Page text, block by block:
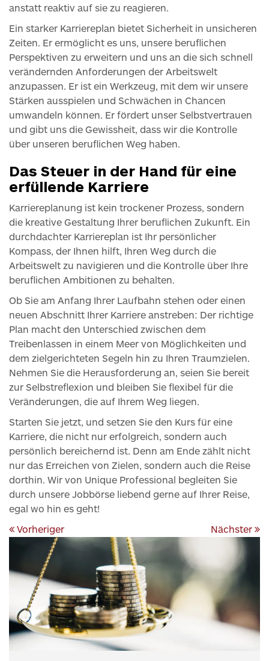
anstatt reaktiv auf sie zu reagieren.
Ein starker Karriereplan bietet Sicherheit in unsicheren
Zeiten. Er ermöglicht es uns, unsere beruflichen
Perspektiven zu erweitern und uns an die sich schnell
verändernden Anforderungen der Arbeitswelt
anzupassen. Er ist ein Werkzeug, mit dem wir unsere
Stärken ausspielen und Schwächen in Chancen
umwandeln können. Er fördert unser Selbstvertrauen
und gibt uns die Gewissheit, dass wir die Kontrolle
über unseren beruflichen Weg haben.
Das Steuer in der Hand für eine
erfüllende Karriere
Karriereplanung ist kein trockener Prozess, sondern
die kreative Gestaltung Ihrer beruflichen Zukunft. Ein
durchdachter Karriereplan ist Ihr persönlicher
Kompass, der Ihnen hilft, Ihren Weg durch die
Arbeitswelt zu navigieren und die Kontrolle über Ihre
beruflichen Ambitionen zu behalten.
Ob Sie am Anfang Ihrer Laufbahn stehen oder einen
neuen Abschnitt Ihrer Karriere anstreben: Der richtige
Plan macht den Unterschied zwischen dem
Treibenlassen in einem Meer von Möglichkeiten und
dem zielgerichteten Segeln hin zu Ihren Traumzielen.
Nehmen Sie die Herausforderung an, seien Sie bereit
zur Selbstreflexion und bleiben Sie flexibel für die
Veränderungen, die auf Ihrem Weg liegen.
Starten Sie jetzt, und setzen Sie den Kurs für eine
Karriere, die nicht nur erfolgreich, sondern auch
persönlich bereichernd ist. Denn am Ende zählt nicht
nur das Erreichen von Zielen, sondern auch die Reise
dorthin. Wir von Unique Professional begleiten Sie
durch unsere Jobbörse liebend gerne auf Ihrer Reise,
egal wo hin es geht!
Vorheriger
Nächster